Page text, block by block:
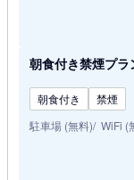
朝食付き禁煙プラ
朝食付き
禁煙
駐車場 (無料) WiFi (